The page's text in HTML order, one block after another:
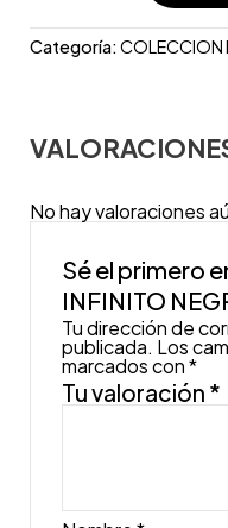
Categoría:COLECCION
No hay valoraciones
Sé el primero
INFINITO
Tu dirección de
publicada. Los
marcados con*
Tu valoración *